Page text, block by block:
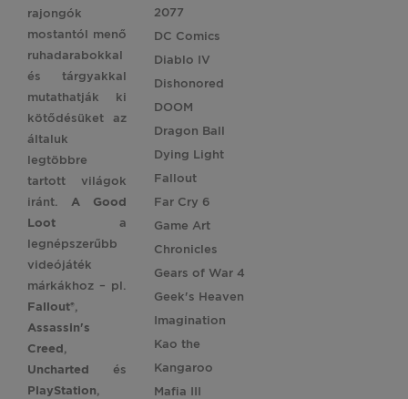
rajongók
mostantól menő
ruhadarabokkal
és tárgyakkal
mutathatják ki
kötődésüket az
általuk
legtöbbre
tartott világok
iránt.A Good
Loot a
legnépszerűbb
videójáték
márkákhoz – pl.
Fallout®,
Assassin's
Creed,
Uncharted és
PlayStation,
2077
DC Comics
Diablo IV
Dishonored
DOOM
Dragon Ball
Dying Light
Fallout
Far Cry 6
Game Art
Chronicles
Gears of War 4
Geek's Heaven
Imagination
Kao the
Kangaroo
Mafia III